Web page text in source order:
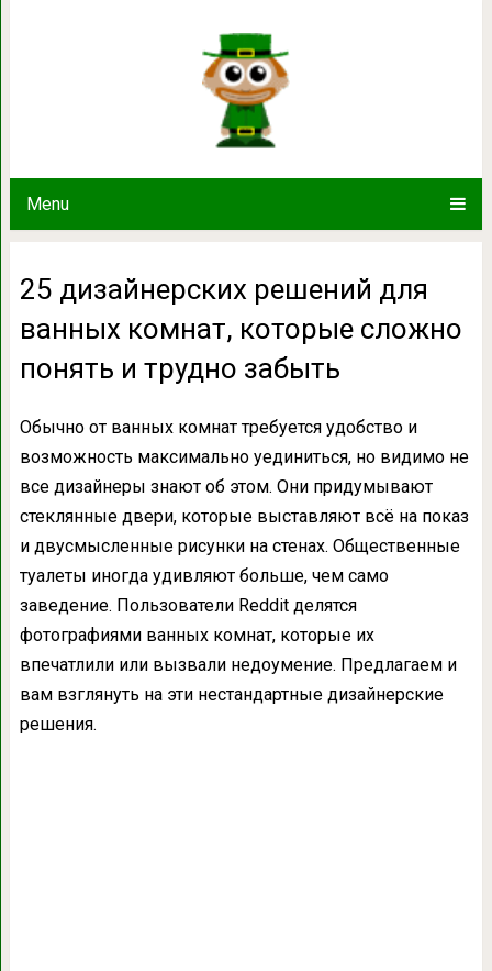
Menu
25 дизайнерских решений для
25 дизайнерских решений для
ванных комнат, которые сложно
понять и трудно забыть
Обычно от ванных комнат требуется удобство и
возможность максимально уединиться, но видимо не
все дизайнеры знают об этом. Они придумывают
стеклянные двери, которые выставляют всё на показ
и двусмысленные рисунки на стенах. Общественные
туалеты иногда удивляют больше, чем само
заведение. Пользователи Reddit делятся
фотографиями ванных комнат, которые их
впечатлили или вызвали недоумение. Предлагаем и
вам взглянуть на эти нестандартные дизайнерские
решения.